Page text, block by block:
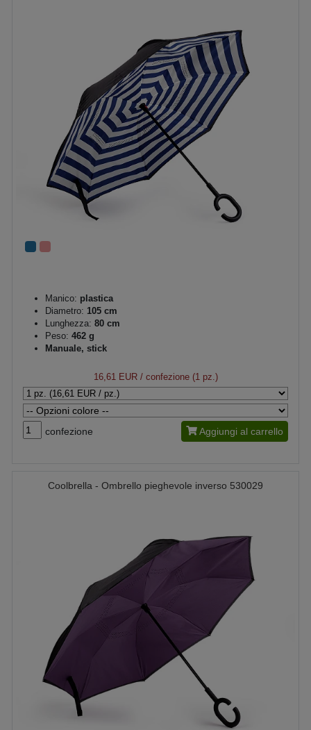
Manico: plastica
Diametro: 105 cm
Lunghezza: 80 cm
Peso: 462 g
Manuale, stick
16,61 EUR/ confezione (1 pz.)
confezione Aggiungi al carrello
Coolbrella - Ombrello pieghevole inverso 530029